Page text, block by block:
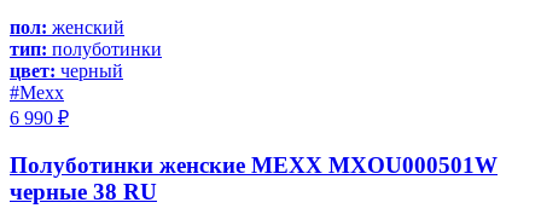
пол: женский
тип: полуботинки
цвет: черный
#Mexx
6 990 ₽
Полуботинки женские MEXX MXOU000501W
черные 38 RU